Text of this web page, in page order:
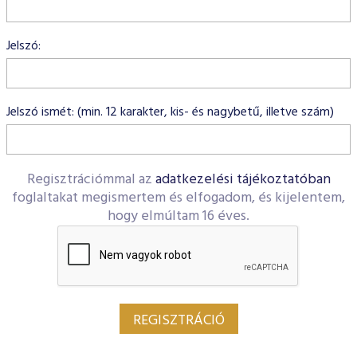
Jelszó:
Jelszó ismét: (min. 12 karakter, kis- és nagybetű, illetve szám)
Regisztrációmmal azadatkezelési tájékoztatóban
foglaltakat megismertem és elfogadom, és kijelentem,
hogy elmúltam 16 éves.
REGISZTRÁCIÓ